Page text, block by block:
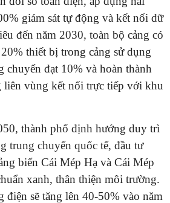
giám sát tự động và kết nối dữ
đến năm 2030, toàn bộ cảng có
thiết bị trong cảng sử dụng
chuyển đạt 10% và hoàn thành
liên vùng kết nối trực tiếp với khu
thành phố định hướng duy trì
trung chuyển quốc tế, đầu tư
biển Cái Mép Hạ và Cái Mép
xanh, thân thiện môi trường.
điện sẽ tăng lên 40-50% vào năm
TƯ VẤN MIỄN PHÍ
THÀNH
trực tiếp 24/7:
- 0819151818